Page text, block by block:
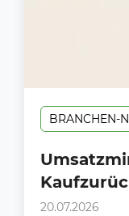
BRANCHEN-
Handel
20.07.2026